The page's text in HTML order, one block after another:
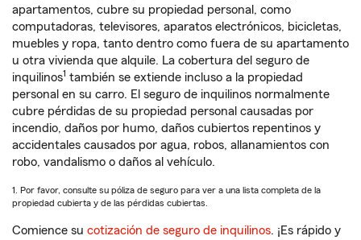
apartamentos, cubre su propiedad personal, como
computadoras, televisores, aparatos electrónicos, bicicletas,
muebles y ropa, tanto dentro como fuera de su apartamento
u otra vivienda que alquile. La cobertura del seguro de
inquilinos1 también se extiende incluso a la propiedad
personal en su carro. El seguro de inquilinos normalmente
cubre pérdidas de su propiedad personal causadas por
incendio, daños por humo, daños cubiertos repentinos y
accidentales causados por agua, robos, allanamientos con
robo, vandalismo o daños al vehículo.
1. Por favor, consulte su póliza de seguro para ver a una lista completa de la
propiedad cubierta y de las pérdidas cubiertas.
Comience su cotización de seguro de inquilinos. ¡Es rápido y